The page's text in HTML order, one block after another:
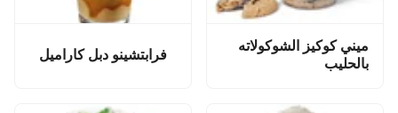
ميني كوكيز الشوكولاته
بالحليب
فرابتشينو دبل كاراميل